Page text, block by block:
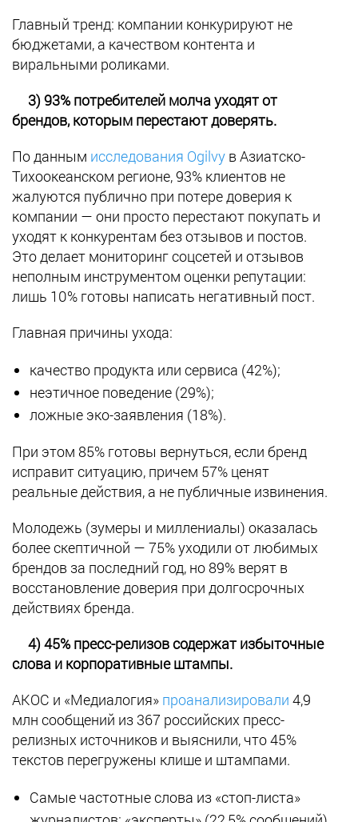
Главный тренд: компании конкурируют не
бюджетами, а качеством контента и
виральными роликами.
3) 93% потребителей молча уходят от
брендов, которым перестают доверять.
По данным исследования Ogilvy в Азиатско-
Тихоокеанском регионе, 93% клиентов не
жалуются публично при потере доверия к
компании — они просто перестают покупать и
уходят к конкурентам без отзывов и постов.
Это делает мониторинг соцсетей и отзывов
неполным инструментом оценки репутации:
лишь 10% готовы написать негативный пост.
Главная причины ухода:
качество продукта или сервиса (42%);
неэтичное поведение (29%);
ложные эко-заявления (18%).
При этом 85% готовы вернуться, если бренд
исправит ситуацию, причем 57% ценят
реальные действия, а не публичные извинения.
Молодежь (зумеры и миллениалы) оказалась
более скептичной — 75% уходили от любимых
брендов за последний год, но 89% верят в
восстановление доверия при долгосрочных
действиях бренда.
4) 45% пресс-релизов содержат избыточные
слова и корпоративные штампы.
АКОС и «Медиалогия» проанализировали 4,9
млн сообщений из 367 российских пресс-
релизных источников и выяснили, что 45%
текстов перегружены клише и штампами.
Самые частотные слова из «стоп-листа»